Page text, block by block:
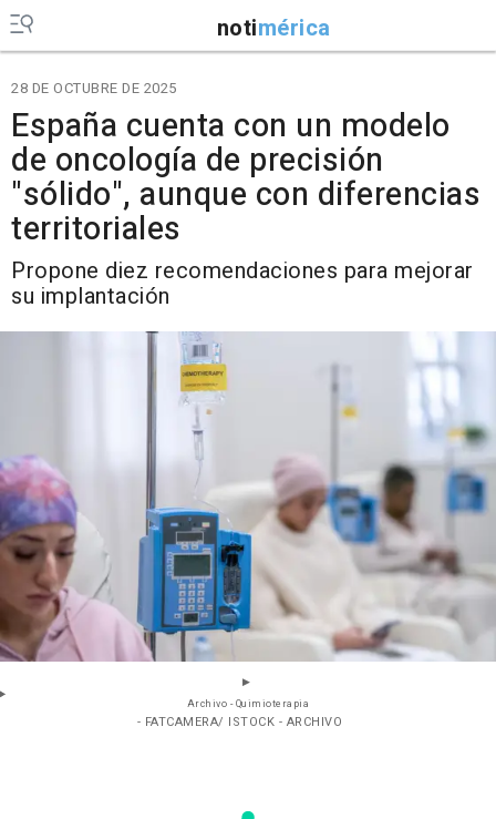
notimérica
28 DE OCTUBRE DE 2025
España cuenta con un modelo
de oncología de precisión
"sólido", aunque con diferencias
territoriales
Propone diez recomendaciones para mejorar
su implantación
Archivo - Quimioterapia
- FATCAMERA/ ISTOCK - ARCHIVO